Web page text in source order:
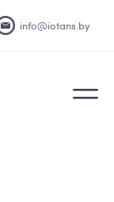
info@iotans.by